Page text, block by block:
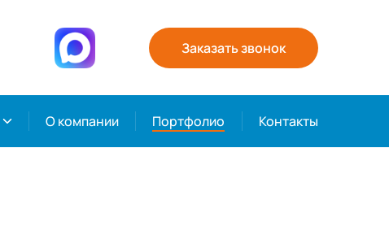
Заказать звонок
О компании Портфолио Контакты